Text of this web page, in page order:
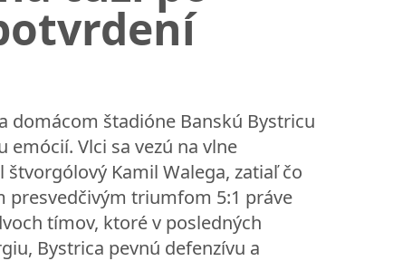
domácom štadióne Banskú Bystricu
Vlci sa vezú na vlne
Kamil Walega, zatiaľ čo
presvedčivým triumfom 5:1 práve
tímov, ktoré v posledných
Bystrica pevnú defenzívu a